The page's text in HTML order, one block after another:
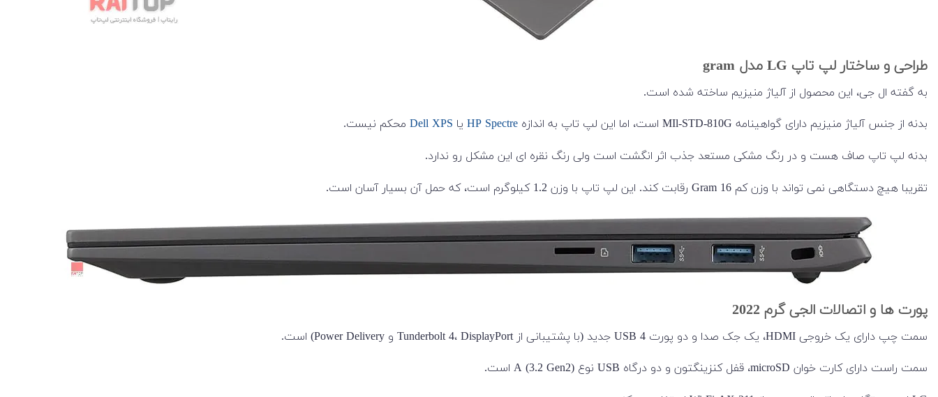
طراحی و ساختار لپ تاپ LG مدل gram
به گفته ال جی، این محصول از آلیاژ منیزیم ساخته شده است.
بدنه از جنس آلیاژ منیزیم دارای گواهینامه MIl-STD-810G است، اما این لپ تاپ به اندازه HP Spectre یا Dell XPS محکم نیست.
بدنه لپ تاپ صاف هست و در رنگ مشکی مستعد جذب اثر انگشت است ولی رنگ نقره ای این مشکل رو ندارد.
تقریبا هیچ دستگاهی نمی تواند با وزن کم Gram 16 رقابت کند. این لپ تاپ با وزن 1.2 کیلوگرم است، که حمل آن بسیار آسان است.
پورت ها و اتصالات الجی گرم 2022
سمت چپ دارای یک خروجی HDMI، یک جک صدا و دو پورت USB 4 جدید (با پشتیبانی از Tunderbolt 4، DisplayPort و Power Delivery) است.
سمت راست دارای کارت خوان microSD، قفل کنزینگتون و دو درگاه USB نوع A (3.2 Gen2) است.